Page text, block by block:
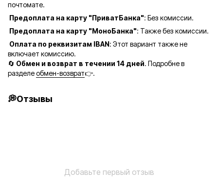
почтомате.
Предоплата на карту "ПриватБанка": Без комиссии.
Предоплата на карту "МоноБанка": Также без комиссии.
Оплата по реквизитам IBAN: Этот вариант также не
включает комиссию.
🔄 Обмен и возврат в течении 14 дней. Подробне в
разделеобмен-возврат👉.
💭Отзывы
Добавьте первый отзыв